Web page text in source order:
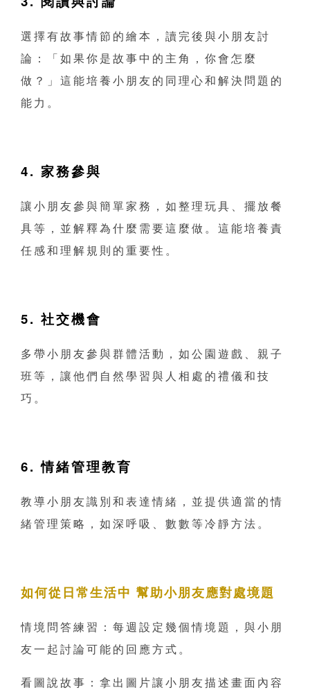
選擇有故事情節的繪本，讀完後與小朋友討
論：「如果你是故事中的主角，你會怎麼
做？」這能培養小朋友的同理心和解決問題的
能力。
4. 家務參與
讓小朋友參與簡單家務，如整理玩具、擺放餐
具等，並解釋為什麼需要這麼做。這能培養責
任感和理解規則的重要性。
5. 社交機會
多帶小朋友參與群體活動，如公園遊戲、親子
班等，讓他們自然學習與人相處的禮儀和技
巧。
6. 情緒管理教育
教導小朋友識別和表達情緒，並提供適當的情
緒管理策略，如深呼吸、數數等冷靜方法。
如何從日常生活中 幫助小朋友應對處境題
情境問答練習：每週設定幾個情境題，與小朋
友一起討論可能的回應方式。
看圖說故事：拿出圖片讓小朋友描述畫面內容